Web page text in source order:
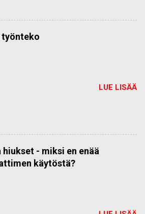
työnteko
LUE LISÄÄ
- miksi en enää
käytöstä?